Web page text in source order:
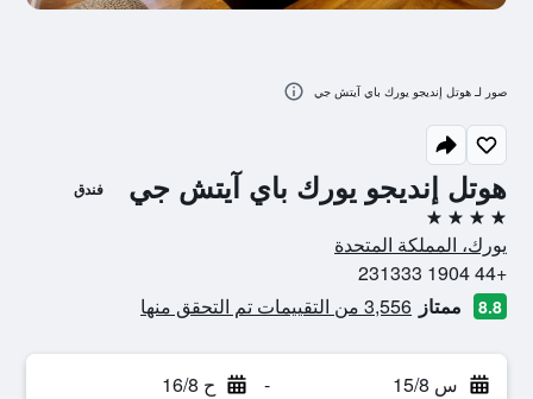
هوتل إنديجو يورك باي آيتش جي فندق
4 نجوم
يورك، المملكة المتحدة
+44 1904 231333
8.8 ممتاز 3,556 من التقييمات تم التحقق منها
س 15/8 - ح 16/8
صور لـ هوتل إنديجو يورك باي آيتش جي